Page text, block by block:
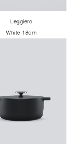
Leggiero
White 18cm